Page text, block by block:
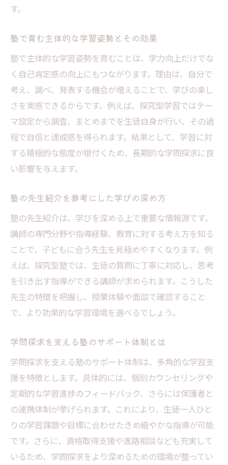
す。
塾で育む主体的な学習姿勢とその効果
塾で主体的な学習姿勢を育むことは、学力向上だけでな
く自己肯定感の向上にもつながります。理由は、自分で
考え、調べ、発表する機会が増えることで、学びの楽し
さを実感できるからです。例えば、探究型学習ではテー
マ設定から調査、まとめまでを生徒自身が行い、その過
程で自信と達成感を得られます。結果として、学習に対
する積極的な態度が根付くため、長期的な学問探求に良
い影響を与えます。
塾の先生紹介を参考にした学びの深め方
塾の先生紹介は、学びを深める上で重要な情報源です。
講師の専門分野や指導経験、教育に対する考え方を知る
ことで、子どもに合う先生を見極めやすくなります。例
えば、探究型塾では、生徒の質問に丁寧に対応し、思考
を引き出す指導ができる講師が求められます。こうした
先生の特徴を把握し、授業体験や面談で確認すること
で、より効果的な学習環境を選べるでしょう。
学問探求を支える塾のサポート体制とは
学問探求を支える塾のサポート体制は、多角的な学習支
援を特徴とします。具体的には、個別カウンセリングや
定期的な学習進捗のフィードバック、さらには保護者と
の連携体制が挙げられます。これにより、生徒一人ひと
りの学習課題や目標に合わせたきめ細やかな指導が可能
です。さらに、資格取得支援や進路相談なども充実して
いるため、学問探求をより深めるための環境が整ってい